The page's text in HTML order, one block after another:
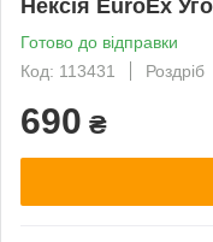
Нексія EuroEx
Готово до відправки
Код: 113431
Роздріб
690 ₴